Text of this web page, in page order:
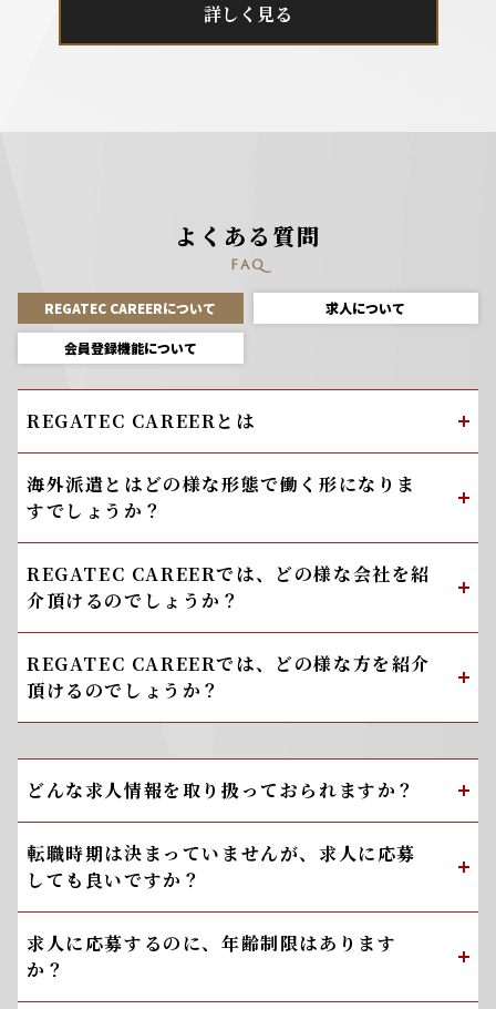
詳しく見る
よくある質問
FAQ
REGATEC CAREERについて 求人について
会員登録機能について
REGATEC CAREERとは
海外派遣とはどの様な形態で働く形になりま
すでしょうか？
REGATEC CAREERでは、どの様な会社を紹
介頂けるのでしょうか？
REGATEC CAREERでは、どの様な方を紹介
頂けるのでしょうか？
どんな求人情報を取り扱っておられますか？
転職時期は決まっていませんが、求人に応募
しても良いですか？
求人に応募するのに、年齢制限はあります
か？